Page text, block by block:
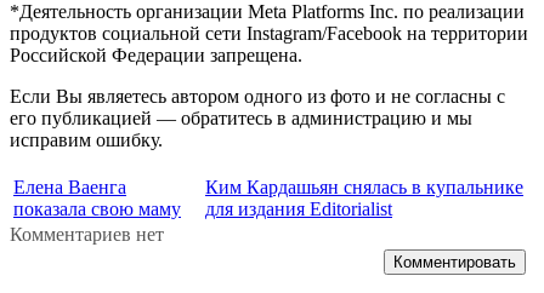
*Деятельность организации Meta Platforms Inc. по реализации
продуктов социальной сети Instagram/Facebook на территории
Российской Федерации запрещена.
Если Вы являетесь автором одного из фото и не согласны с
его публикацией — обратитесь в администрацию и мы
исправим ошибку.
Елена Ваенга
показала свою маму
Ким Кардашьян снялась в купальнике
для издания Editorialist
Комментариев нет
Комментировать